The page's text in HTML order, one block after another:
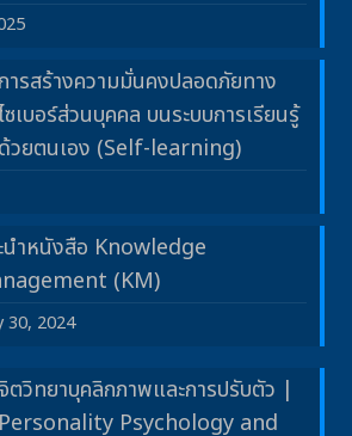
การสร้างความมั่นคงปลอดภัยทาง
ซเบอร์ส่วนบุคคล บนระบบการเรียนรู้
ด้วยตนเอง (Self-learning)
นำหนังสือ Knowledge
(KM)
30, 2024
ตวิทยาบุคลิกภาพและการปรับตัว |
Personality Psychology and